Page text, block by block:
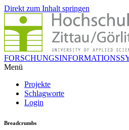
Direkt zum Inhalt springen
Menü
Projekte
Schlagworte
Login
Breadcrumbs